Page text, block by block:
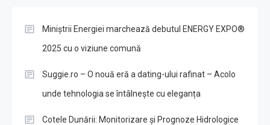
Miniștrii Energiei marchează debutul ENERGY EXPO®
2025 cu o viziune comună
Suggie.ro – O nouă eră a dating-ului rafinat – Acolo
unde tehnologia se întâlnește cu eleganța
Cotele Dunării: Monitorizare și Prognoze Hidrologice